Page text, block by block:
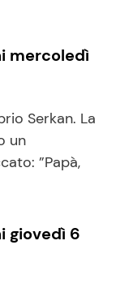
mercoledì
Serkan. La
un
”Papà,
giovedì 6